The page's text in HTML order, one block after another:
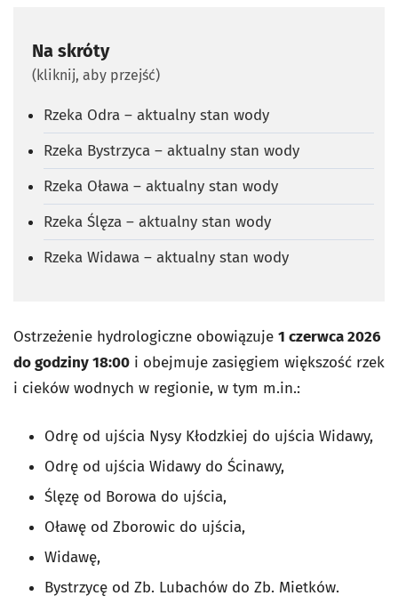
Na skróty
(kliknij, aby przejść)
Rzeka Odra – aktualny stan wody
Rzeka Bystrzyca – aktualny stan wody
Rzeka Oława – aktualny stan wody
Rzeka Ślęza – aktualny stan wody
Rzeka Widawa – aktualny stan wody
Ostrzeżenie hydrologiczne obowiązuje 1 czerwca 2026
do godziny 18:00 i obejmuje zasięgiem większość rzek
i cieków wodnych w regionie, w tym m.in.:
Odrę od ujścia Nysy Kłodzkiej do ujścia Widawy,
Odrę od ujścia Widawy do Ścinawy,
Ślęzę od Borowa do ujścia,
Oławę od Zborowic do ujścia,
Widawę,
Bystrzycę od Zb. Lubachów do Zb. Mietków.